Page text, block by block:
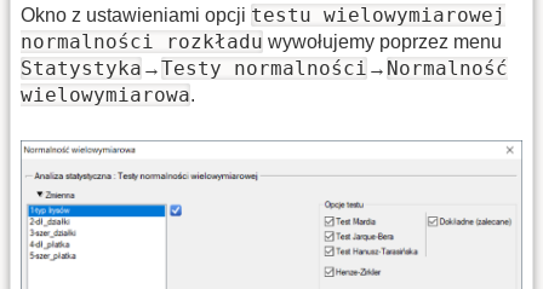
Okno z ustawieniami opcji testu wielowymiarowej
normalności rozkładu wywołujemy poprzez menu
Statystyka →Testy normalności → Normalność
wielowymiarowa.